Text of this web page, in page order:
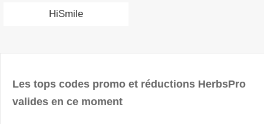
HiSmile
Les tops codes promo et réductions HerbsPro
valides en ce moment